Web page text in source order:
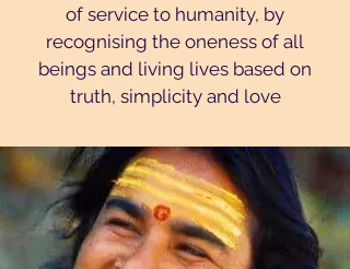
of service to humanity, by
recognising the oneness of all
beings and living lives based on
truth, simplicity and love